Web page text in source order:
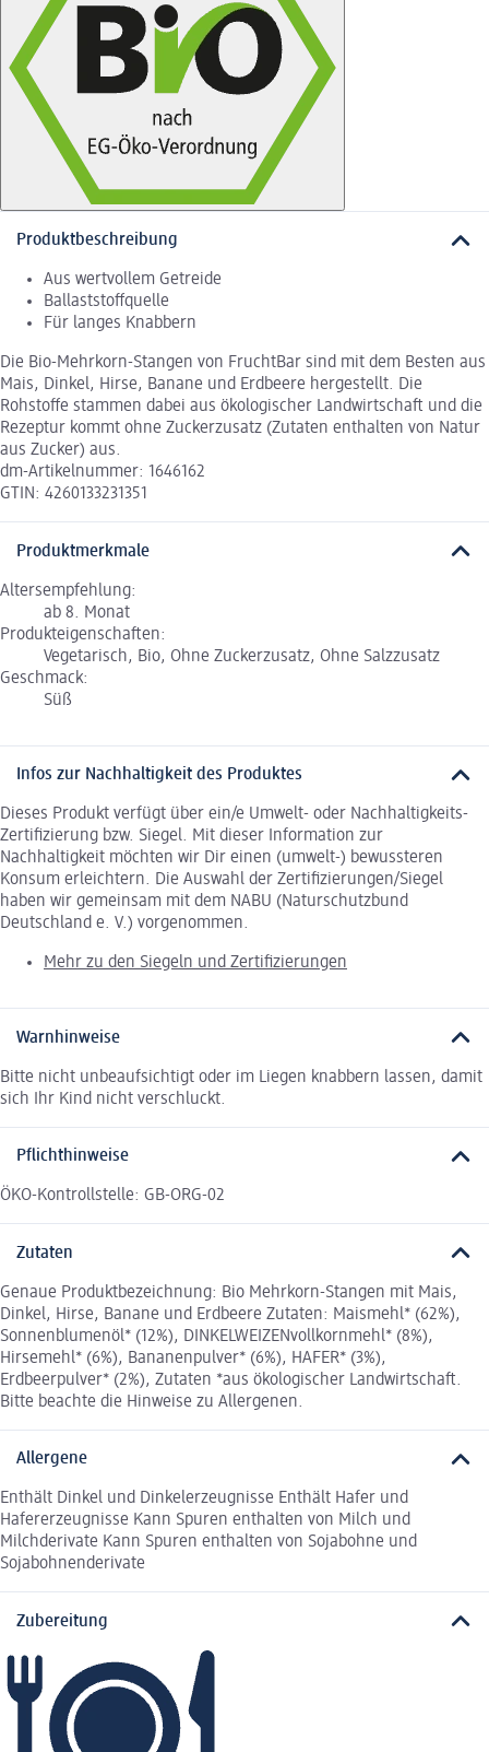
Produktbeschreibung
Aus wertvollem Getreide
Ballaststoffquelle
Für langes Knabbern
Die Bio-Mehrkorn-Stangen von FruchtBar sind mit dem Besten aus
Mais, Dinkel, Hirse, Banane und Erdbeere hergestellt. Die
Rohstoffe stammen dabei aus ökologischer Landwirtschaft und die
Rezeptur kommt ohne Zuckerzusatz (Zutaten enthalten von Natur
aus Zucker) aus.
dm-Artikelnummer: 1646162
GTIN: 4260133231351
Produktmerkmale
Altersempfehlung:
ab 8. Monat
Produkteigenschaften:
Vegetarisch, Bio, Ohne Zuckerzusatz, Ohne Salzzusatz
Geschmack:
Süß
Infos zur Nachhaltigkeit des Produktes
Dieses Produkt verfügt über ein/e Umwelt- oder Nachhaltigkeits-
Zertifizierung bzw. Siegel. Mit dieser Information zur
Nachhaltigkeit möchten wir Dir einen (umwelt-) bewussteren
Konsum erleichtern. Die Auswahl der Zertifizierungen/Siegel
haben wir gemeinsam mit dem NABU (Naturschutzbund
Deutschland e. V.) vorgenommen.
Mehr zu den Siegeln und Zertifizierungen
Warnhinweise
Bitte nicht unbeaufsichtigt oder im Liegen knabbern lassen, damit
sich Ihr Kind nicht verschluckt.
Pflichthinweise
ÖKO-Kontrollstelle: GB-ORG-02
Zutaten
Genaue Produktbezeichnung: Bio Mehrkorn-Stangen mit Mais,
Dinkel, Hirse, Banane und Erdbeere Zutaten: Maismehl* (62%),
Sonnenblumenöl* (12%), DINKELWEIZENvollkornmehl* (8%),
Hirsemehl* (6%), Bananenpulver* (6%), HAFER* (3%),
Erdbeerpulver* (2%), Zutaten *aus ökologischer Landwirtschaft.
Bitte beachte die Hinweise zu Allergenen.
Allergene
Enthält Dinkel und Dinkelerzeugnisse Enthält Hafer und
Hafererzeugnisse Kann Spuren enthalten von Milch und
Milchderivate Kann Spuren enthalten von Sojabohne und
Sojabohnenderivate
Zubereitung